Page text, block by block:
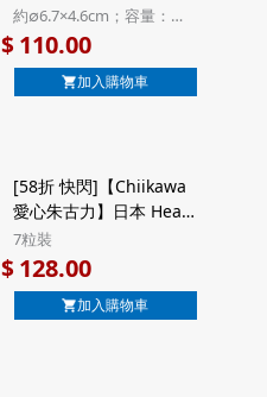
洋佐佐木 富士山招福杯
藍色 日本製 清酒燒酎用
玻璃杯 禮盒裝 (425)
約∅6.7×4.6cm；容量：
35ml
$110.00
加入購物車
[58折 快閃]【Chiikawa
愛心朱古力】日本 Heart
x Chiikawa 愛心朱古力
派對 心形彩繪朱古力 珍
藏鐵罐禮盒 7粒裝 (324)
7粒裝
$128.00
加入購物車